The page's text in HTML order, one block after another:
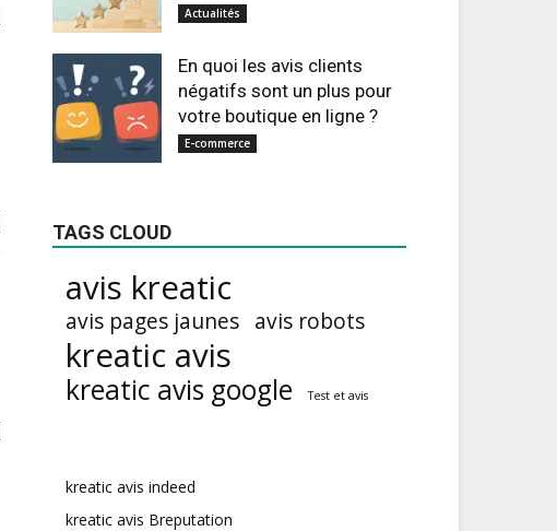
Actualités
En quoi les avis clients
négatifs sont un plus pour
votre boutique en ligne ?
E-commerce
TAGS CLOUD
avis kreatic
avis pages jaunes avis robots
kreatic avis
kreatic avis google Test et avis
kreatic avis indeed
kreatic avis Breputation